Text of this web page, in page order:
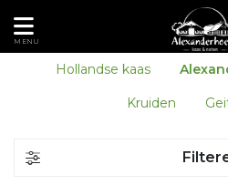
MENU
Hollandse kaas
Kruiden